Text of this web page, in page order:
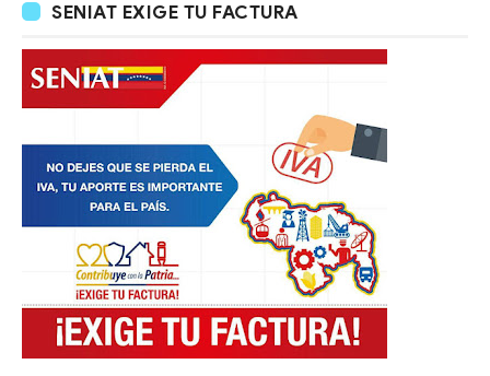
SENIAT EXIGE TU FACTURA